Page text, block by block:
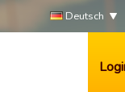
Deutsch